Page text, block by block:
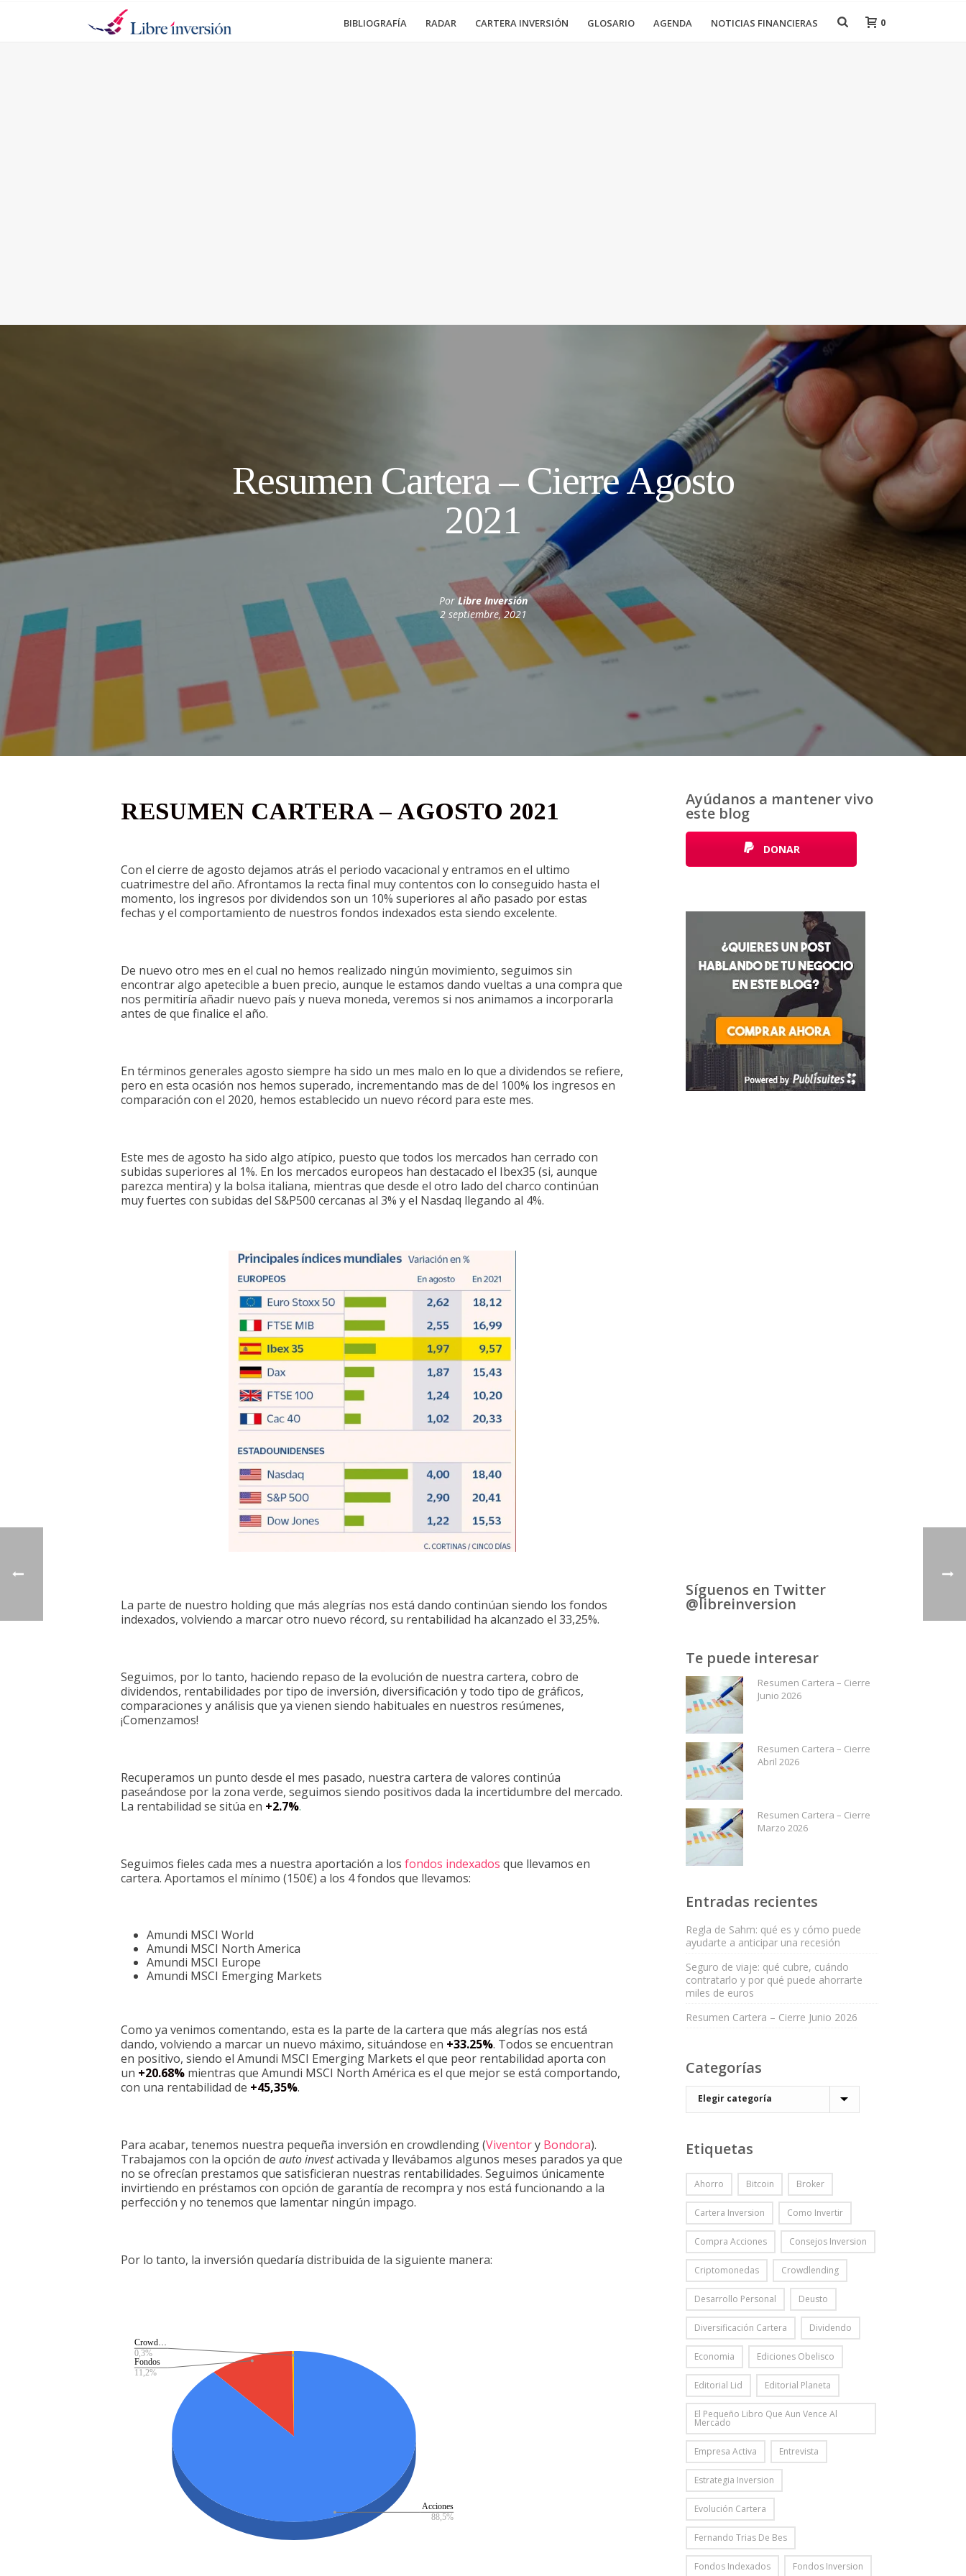
BIBLIOGRAFÍA RADAR CARTERA INVERSIÓN GLOSARIO AGENDA NOTICIAS FINANCIERAS 0
Resumen Cartera – Cierre Agosto
2021
PorLibre Inversión
2 septiembre, 2021
RESUMEN CARTERA – AGOSTO 2021
Con el cierre de agosto dejamos atrás el periodo vacacional y entramos en el ultimo
cuatrimestre del año. Afrontamos la recta final muy contentos con lo conseguido hasta el
momento, los ingresos por dividendos son un 10% superiores al año pasado por estas
fechas y el comportamiento de nuestros fondos indexados esta siendo excelente.
De nuevo otro mes en el cual no hemos realizado ningún movimiento, seguimos sin
encontrar algo apetecible a buen precio, aunque le estamos dando vueltas a una compra que
nos permitiría añadir nuevo país y nueva moneda, veremos si nos animamos a incorporarla
antes de que finalice el año.
En términos generales agosto siempre ha sido un mes malo en lo que a dividendos se refiere,
pero en esta ocasión nos hemos superado, incrementando mas de del 100% los ingresos en
comparación con el 2020, hemos establecido un nuevo récord para este mes.
Este mes de agosto ha sido algo atípico, puesto que todos los mercados han cerrado con
subidas superiores al 1%. En los mercados europeos han destacado el Ibex35 (si, aunque
parezca mentira) y la bolsa italiana, mientras que desde el otro lado del charco continúan
muy fuertes con subidas del S&P500 cercanas al 3% y el Nasdaq llegando al 4%.
La parte de nuestro holding que más alegrías nos está dando continúan siendo los fondos
indexados, volviendo a marcar otro nuevo récord, su rentabilidad ha alcanzado el 33,25%.
Seguimos, por lo tanto, haciendo repaso de la evolución de nuestra cartera, cobro de
dividendos, rentabilidades por tipo de inversión, diversificación y todo tipo de gráficos,
comparaciones y análisis que ya vienen siendo habituales en nuestros resúmenes,
¡Comenzamos!
Recuperamos un punto desde el mes pasado, nuestra cartera de valores continúa
paseándose por la zona verde, seguimos siendo positivos dada la incertidumbre del mercado.
La rentabilidad se sitúa en +2.7%.
Seguimos fieles cada mes a nuestra aportación a losfondos indexados que llevamos en
cartera. Aportamos el mínimo (150€) a los 4 fondos que llevamos:
Amundi MSCI World
Amundi MSCI North America
Amundi MSCI Europe
Amundi MSCI Emerging Markets
Como ya venimos comentando, esta es la parte de la cartera que más alegrías nos está
dando, volviendo a marcar un nuevo máximo, situándose en +33.25%. Todos se encuentran
en positivo, siendo el Amundi MSCI Emerging Markets el que peor rentabilidad aporta con
un +20.68% mientras que Amundi MSCI North América es el que mejor se está comportando,
con una rentabilidad de +45,35%.
Para acabar, tenemos nuestra pequeña inversión en crowdlending (Viventory Bondora).
Trabajamos con la opción deauto investactivada y llevábamos algunos meses parados ya que
no se ofrecían prestamos que satisficieran nuestras rentabilidades. Seguimos únicamente
invirtiendo en préstamos con opción de garantía de recompra y nos está funcionando a la
perfección y no tenemos que lamentar ningún impago.
Por lo tanto, la inversión quedaría distribuida de la siguiente manera:
Ayúdanos a mantener vivo
este blog
DONAR
Síguenos en Twitter
@libreinversion
Te puede interesar
Resumen Cartera – Cierre
Junio 2026
Resumen Cartera – Cierre
Abril 2026
Resumen Cartera – Cierre
Marzo 2026
Entradas recientes
Regla de Sahm: qué es y cómo puede
ayudarte a anticipar una recesión
Seguro de viaje: qué cubre, cuándo
contratarlo y por qué puede ahorrarte
miles de euros
Resumen Cartera – Cierre Junio 2026
Categorías
Etiquetas
Ahorro Bitcoin Broker
Cartera Inversion Como Invertir
Compra Acciones Consejos Inversion
Criptomonedas Crowdlending
Desarrollo Personal Deusto
Diversificación Cartera Dividendo
Economia Ediciones Obelisco
Editorial Lid Editorial Planeta
El Pequeño Libro Que Aun Vence Al
Mercado
Empresa Activa Entrevista
Estrategia Inversion
Evolución Cartera
Fernando Trias De Bes
Fondos Indexados Fondos Inversion